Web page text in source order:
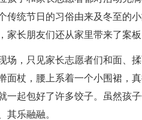
传统节日的习俗由来及冬至的
家长朋友们还从家里带来了案板
场，只见家长志愿者们和面、
面杖，腰上系着一个小围裙，
一起包好了许多饺子。虽然孩
其乐融融。